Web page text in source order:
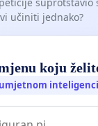
učiniti jednako?
koju